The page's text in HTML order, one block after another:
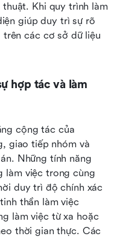
Khi quy trình làm
giúp duy trì sự rõ
trên các cơ sở dữ liệu
hợp tác và làm
cộng tác của
giao tiếp nhóm và
Những tính năng
làm việc trong cùng
duy trì độ chính xác
thần làm việc
làm việc từ xa hoặc
thời gian thực. Các